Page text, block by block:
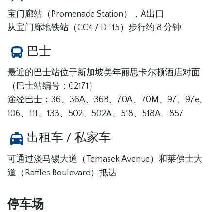
宝门廊站（Promenade Station），A出口
从宝门廊地铁站（CC4 / DT15）步行约 8 分钟
巴士
最近的巴士站位于新加坡美年丽思卡尔顿酒店对面
（巴士站编号：02171）
途经巴士：36、36A、36B、70A、70M、97、97e、
106、111、133、502、502A、518、518A、857
出租车 / 私家车
可通过淡马锡大道（Temasek Avenue）和莱佛士大
道（Raffles Boulevard）抵达
停车场